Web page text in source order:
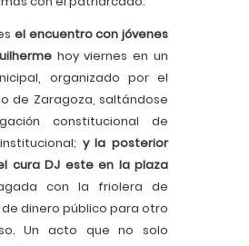
el encuentro con jóvenes
hoy viernes en un
organizado por el
de Zaragoza, saltándose
constitucional de
y la posterior
cura DJ este en la plaza
con la friolera de
de dinero público para otro
Un acto que no solo